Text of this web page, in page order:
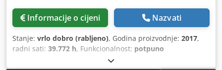
Informacije o cijeni Nazvati
Stanje: vrlo dobro (rabljeno), Godina proizvodnje: 2017,
radni sati: 39.772 h, Funkcionalnost: potpuno
, Vijčani kompresor Atlas Copco GA160 160